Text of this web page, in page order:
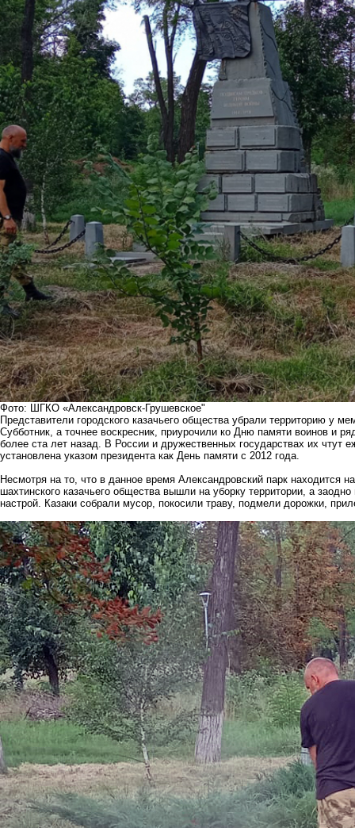
Фото: ШГКО «Александровск-Грушевское"
Представители городского казачьего общества убрали территорию у
Субботник, а точнее воскресник, приурочили ко Дню памяти воинов и
более ста лет назад. В России и дружественных государствах их чтут
установлена указом президента как День памяти с 2012 года.
Несмотря на то, что в данное время Александровский парк находится
шахтинского казачьего общества вышли на уборку территории, а
настрой. Казаки собрали мусор, покосили траву, подмели дорожки,